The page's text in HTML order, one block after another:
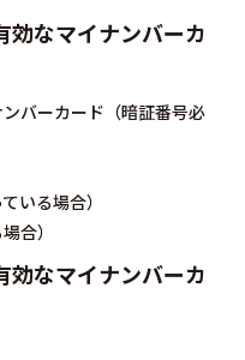
効なマイナンバーカ
バーカード（暗証番号必
いる場合）
合）
効なマイナンバーカ